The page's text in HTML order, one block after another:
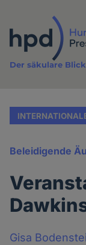
Inhalt
Der säkulare
Beleidigende
Gisa